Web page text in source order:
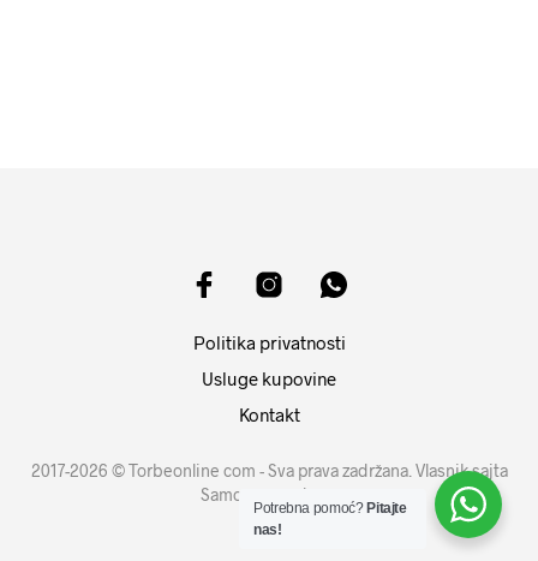
Politika privatnosti
Usluge kupovine
Kontakt
2017-2026 © Torbeonline com - Sva prava zadržana. Vlasnik sajta
Samouprava d.o.o.
Potrebna pomoć? Pitajte
nas!